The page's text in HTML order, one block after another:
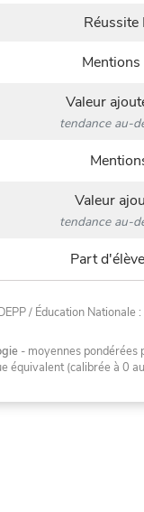
Réussite
Valeur
tendance au-
Valeur
tendance au-
Part
/ Éducation Nationale
- moyennes pondérées
équivalent (calibrée à 0